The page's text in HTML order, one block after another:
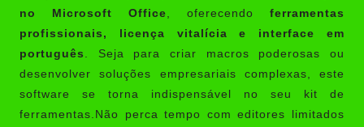
no Microsoft Office , oferecendo ferramentas
profissionais, licença vitalícia e interface em
português
. Seja para criar macros poderosas ou
desenvolver soluções empresariais complexas, este
software se torna indispensável no seu kit de
ferramentas.Não perca tempo com editores limitados